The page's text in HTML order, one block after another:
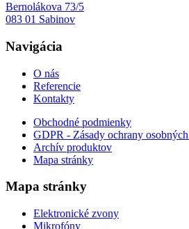
Bernolákova 73/5
083 01 Sabinov
Navigácia
O nás
Referencie
Kontakty
Obchodné podmienky
GDPR - Zásady ochrany
Archív produktov
Mapa stránky
Mapa stránky
Elektronické zvony
Mikrofóny